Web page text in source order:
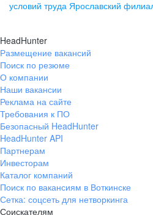
+7 843 212-12-50
Екатеринбург
ул. Боевых Дружин, стр. 20,
+7 343 226-79-99
pr@ural.hh.ru
ул. Янковского, д. 169, 7 этаж,
706 каб.
+7 861 205-55-57
pr@krd.hh.ru
условий труда Ярославский
HeadHunter
Размещение вакансий
Поиск по резюме
О компании
Наши вакансии
Реклама на сайте
Требования к ПО
Безопасный HeadHunter
HeadHunter API
Партнерам
Инвесторам
Каталог компаний
Поиск по вакансиям в Воткинске
Сетка: соцсеть для нетворкинга
Соискателям